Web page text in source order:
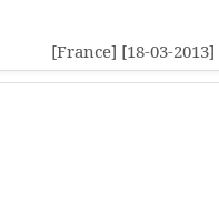
[France] [18-03-2013]